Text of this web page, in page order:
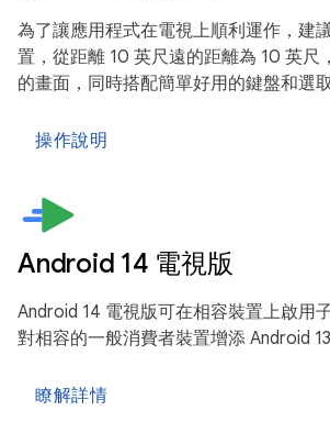
為了讓應用程式在電視上順利運作，建
置，從距離 10 英尺遠的距離為 10 英尺
的畫面，同時搭配簡單好用的鍵盤和選
操作說明
Android 14 電視版
Android 14 電視版可在相容裝置上啟用
對相容的一般消費者裝置增添 Android 13
瞭解詳情